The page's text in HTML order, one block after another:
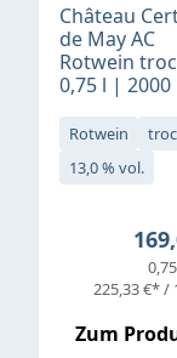
Château
de May AC
Rotwein
0,75 l | 2000
Rotwein
13,0 % vol.
225,33 €* /
Zum